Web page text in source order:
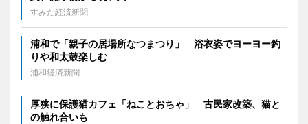
すみだ経済新聞
浦和で「親子の居場所なつまつり」 浴衣姿でヨーヨー釣
りや和太鼓楽しむ
浦和経済新聞
厚狭に保護猫カフェ「ねことおちゃ」 古民家改築、猫と
の触れ合いも